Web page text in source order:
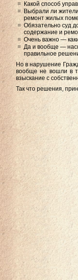
Какой способ
Выбрали ли
ремонт жилых
Обязательно суд
содержание и
Очень важно —
Да и вообще —
правильное
Но в нарушение
вообще не вошли в
взыскание с
Так что решения,